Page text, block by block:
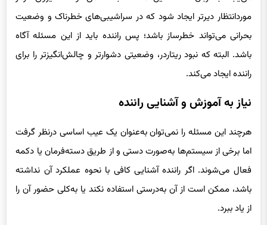
موردانتظار دیرتر ایجاد شود که در سراشیبی‌های خطرناک و وضعیت
بحرانی می‌تواند خطرساز باشد؛ پس راننده باید از این مسئله آگاه
باشد. البته که نبود ریتاردر، وضعیتی دشوارتر و چالش‌انگیزتر را برای
راننده ایجاد می‌کند.
نیاز به آموزش و آشنایی راننده
هرچند این مسئله را نمی‌توان به‌عنوان یک عیب اساسی درنظر گرفت
اما برخی از سیستم‌ها به‌صورت دستی و از طریق دسته‌فرمان یا دکمه
فعال می‌شوند. اگر راننده آشنایی کافی با نحوه عملکرد آن نداشته
باشد، ممکن است از آن به‌درستی استفاده نکند یا به‌کلی حضور آن را
از یاد ببرد.